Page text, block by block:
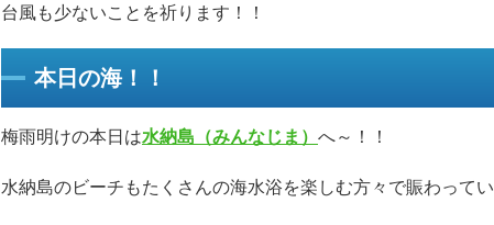
台風も少ないことを祈ります！！
本日の海！！
梅雨明けの本日は水納島（みんなじま） へ～！！
水納島のビーチもたくさんの海水浴を楽しむ方々で賑わって